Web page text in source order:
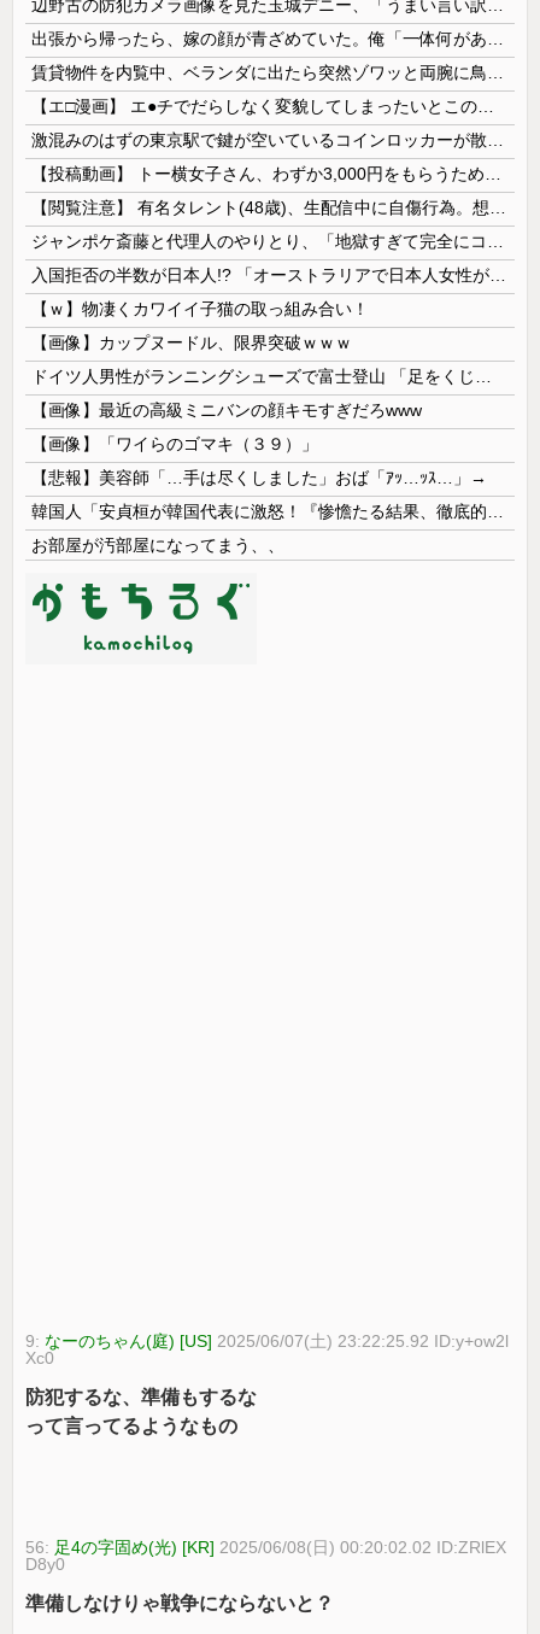
【ｗ】物凄くカワイイ子猫の取っ組み合い！
【画像】カップヌードル、限界突破ｗｗｗ
【画像】最近の高級ミニバンの顔キモすぎだろwww
【画像】「ワイらのゴマキ（３９）」
【悲報】美容師「…手は尽くしました」おば「ｱｯ…ｯｽ…」→
お部屋が汚部屋になってまう、、
9: なーのちゃん(庭) [US] 2025/06/07(土) 23:22:25.92 ID:y+ow2l
Xc0
防犯するな、準備もするな
って言ってるようなもの
56: 足4の字固め(光) [KR] 2025/06/08(日) 00:20:02.02 ID:ZRlEX
D8y0
準備しなけりゃ戦争にならないと？